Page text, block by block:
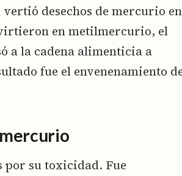
desechos de mercurio en
en metilmercurio, el
a la cadena alimenticia a
fue el envenenamiento
por su toxicidad. Fue